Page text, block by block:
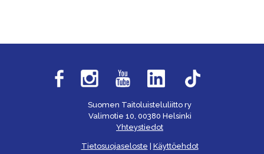
Suomen Taitoluisteluliitto ry
Valimotie 10, 00380 Helsinki
Yhteystiedot
Tietosuojaseloste Käyttöehdot